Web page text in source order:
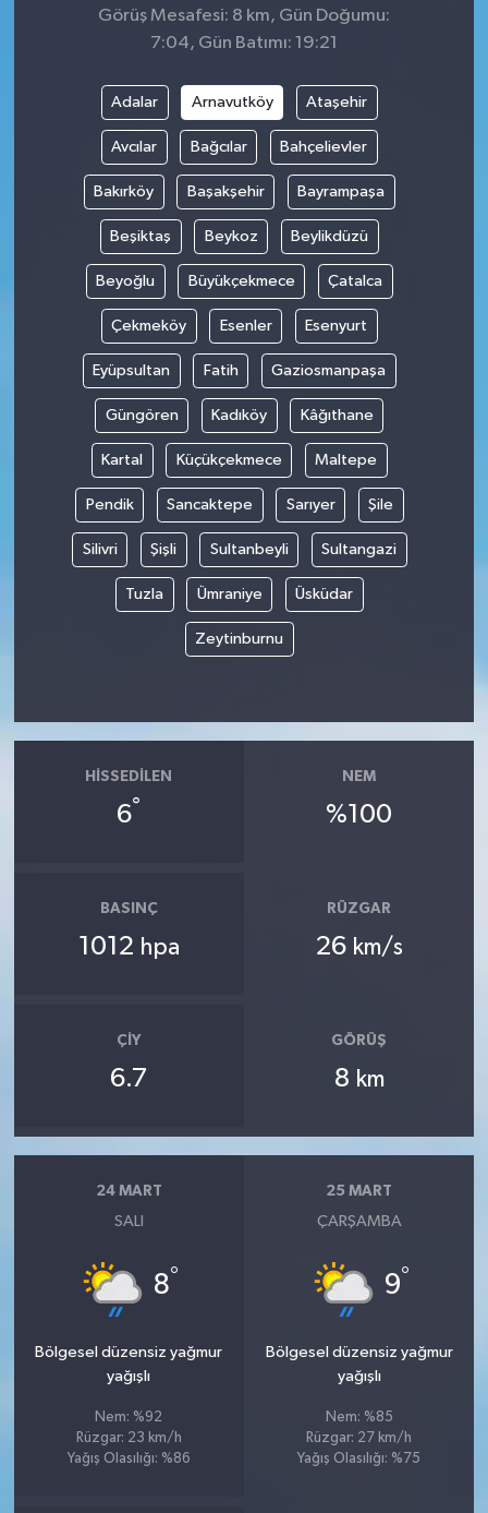
Görüş Mesafesi: 8 km, Gün Doğumu:
7:04, Gün Batımı: 19:21
Adalar Arnavutköy Ataşehir
Avcılar Bağcılar Bahçelievler
Bakırköy Başakşehir Bayrampaşa
Beşiktaş Beykoz Beylikdüzü
Beyoğlu Büyükçekmece Çatalca
Çekmeköy Esenler Esenyurt
Eyüpsultan Fatih Gaziosmanpaşa
Güngören Kadıköy Kâğıthane
Kartal Küçükçekmece Maltepe
Pendik Sancaktepe Sarıyer Şile
Silivri Şişli Sultanbeyli Sultangazi
Tuzla Ümraniye Üsküdar
Zeytinburnu
HISSEDILEN
6°
NEM
%100
BASINÇ
1012 hpa
RÜZGAR
26 km/s
ÇIY
6.7
GÖRÜŞ
8 km
24 MART
SALI
8°
Bölgesel düzensiz yağmur
yağışlı
Nem: %92
Rüzgar: 23 km/h
Yağış Olasılığı: %86
25 MART
ÇARŞAMBA
9°
Bölgesel düzensiz yağmur
yağışlı
Nem: %85
Rüzgar: 27 km/h
Yağış Olasılığı: %75